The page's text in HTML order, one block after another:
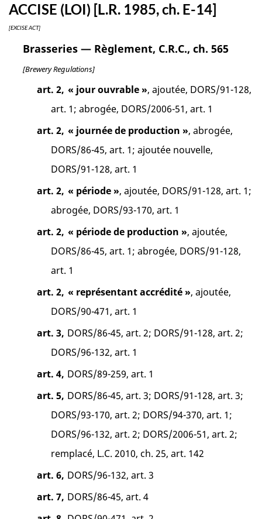
ACCISE (LOI) [L.R. 1985, ch. E-14]
[EXCISE ACT]
Brasseries — Règlement, C.R.C., ch. 565
[Brewery Regulations]
art. 2, « jour ouvrable », ajoutée, DORS/91-128,
art. 1; abrogée, DORS/2006-51, art. 1
art. 2, « journée de production », abrogée,
DORS/86-45, art. 1; ajoutée nouvelle,
DORS/91-128, art. 1
art. 2, « période », ajoutée, DORS/91-128, art. 1;
abrogée, DORS/93-170, art. 1
art. 2, « période de production », ajoutée,
DORS/86-45, art. 1; abrogée, DORS/91-128,
art. 1
art. 2, « représentant accrédité », ajoutée,
DORS/90-471, art. 1
art. 3, DORS/86-45, art. 2; DORS/91-128, art. 2;
DORS/96-132, art. 1
art. 4, DORS/89-259, art. 1
art. 5, DORS/86-45, art. 3; DORS/91-128, art. 3;
DORS/93-170, art. 2; DORS/94-370, art. 1;
DORS/96-132, art. 2; DORS/2006-51, art. 2;
remplacé, L.C. 2010, ch. 25, art. 142
art. 6, DORS/96-132, art. 3
art. 7, DORS/86-45, art. 4